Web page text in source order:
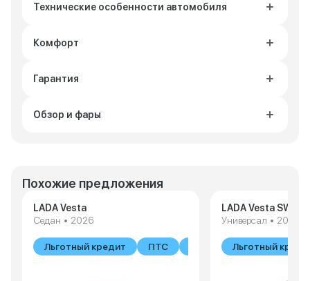
Технические особенности автомобиля
Комфорт
Гарантия
Обзор и фары
Похожие предложения
LADA Vesta
Седан • 2026
Льготный кредит ПТС В наличии
LADA Vesta SW
Универсал • 2026
Льготный